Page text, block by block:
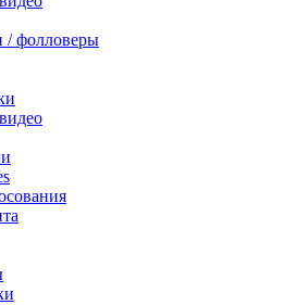
/ фолловеры